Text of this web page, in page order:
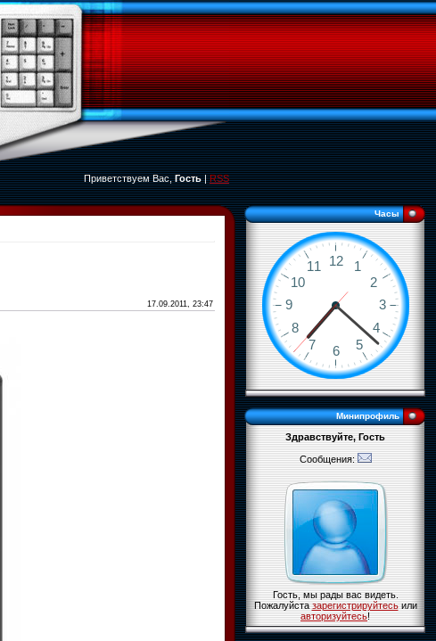
Приветствуем Вас, Гость|RSS
17.09.2011, 23:47
Часы
Минипрофиль
Здравствуйте, Гость
Сообщения:
Гость, мы рады вас видеть.
Пожалуйстазарегистрируйтесьили
авторизуйтесь!